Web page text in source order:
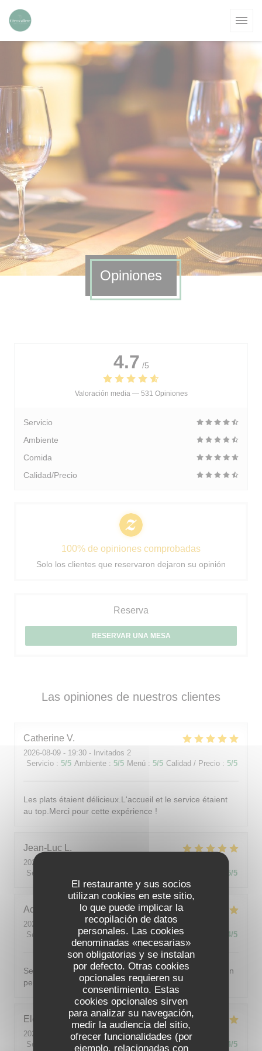
El restaurante y sus socios
utilizan cookies en este sitio,
lo que puede implicar la
recopilación de datos
personales. Las cookies
denominadas «necesarias»
son obligatorias y se instalan
por defecto. Otras cookies
opcionales requieren su
consentimiento. Estas
cookies opcionales sirven
para analizar su navegación,
medir la audiencia del sitio,
ofrecer funcionalidades (por
ejemplo, relacionadas con
Opiniones
Las opiniones de nuestros clientes
Catherine V
2026-08-09 - 19:30 - Invitados 2
Servicio : 5/5 Ambiente : 5/5 Menú : 5/5 Calidad / Precio : 5/5
Les plats étaient délicieux.L'accueil et le service étaient
au top.Merci pour cette expérience !
Jean-Luc
2026-08-09
Servicio
5/5
Adeline
2026-08-07
- 19:00 - Invitados 2
Servicio
Ambiente: 5/5 Menú: 5/5 Calidad / Precio 4/5
Service excellent. Menu 3 services délicieux, même si un
peu trop salé pour moi. Je recommande grandement !
Eleonore
2026-08-06
- 18:45 - Invitados 5
Servicio
Ambiente: 4/5 Menú: 5/5 Calidad / Precio 4/5
4.7 /5
Valoración media — 531 Opiniones
Servicio
Ambiente
Comida
Calidad/Precio
100% de opiniones comprobadas
Solo los clientes que reservaron dejaron su opinión
Reserva
RESERVAR UNA MESA